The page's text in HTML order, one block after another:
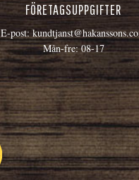
FÖRETAGSUPPGIFTER
E-post:
Mån-fre: 08-17